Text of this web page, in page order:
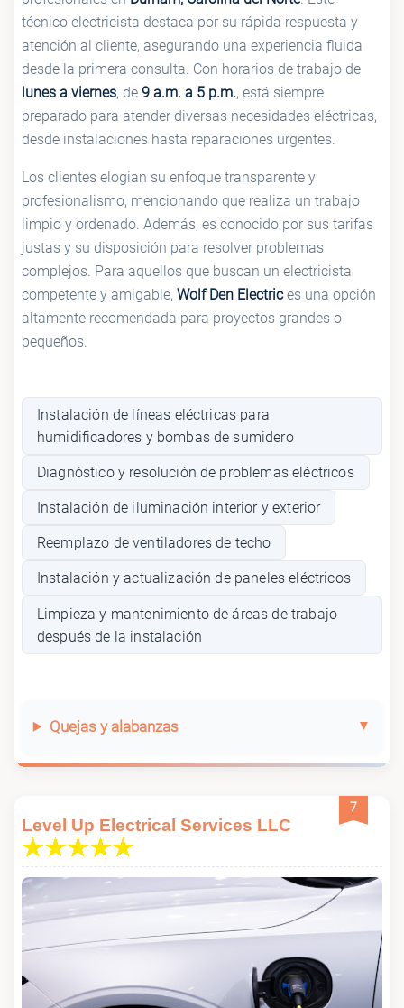
técnico electricista destaca por su rápida respuesta y
atención al cliente, asegurando una experiencia fluida
desde la primera consulta. Con horarios de trabajo de
lunes a viernes, de 9 a.m. a 5 p.m., está siempre
preparado para atender diversas necesidades eléctricas,
desde instalaciones hasta reparaciones urgentes.
Los clientes elogian su enfoque transparente y
profesionalismo, mencionando que realiza un trabajo
limpio y ordenado. Además, es conocido por sus tarifas
justas y su disposición para resolver problemas
complejos. Para aquellos que buscan un electricista
competente y amigable, Wolf Den Electrices una opción
altamente recomendada para proyectos grandes o
pequeños.
Instalación de líneas eléctricas para
humidificadores y bombas de sumidero
Diagnóstico y resolución de problemas eléctricos
Instalación de iluminación interior y exterior
Reemplazo de ventiladores de techo
Instalación y actualización de paneles eléctricos
Limpieza y mantenimiento de áreas de trabajo
después de la instalación
Quejas y alabanzas
7
Level Up Electrical Services LLC